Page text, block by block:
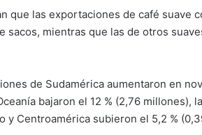
que las exportaciones de café suave
sacos, mientras que las de otros
de Sudamérica aumentaron en
bajaron el 12 % (2,76 millones),
y Centroamérica subieron el 5,2 %